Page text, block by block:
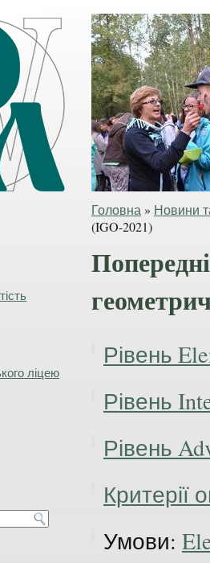
Головна » Новини
(IGO-2021)
ліцею
Рівень
Рівень
Рівень
Критерії
Умови: